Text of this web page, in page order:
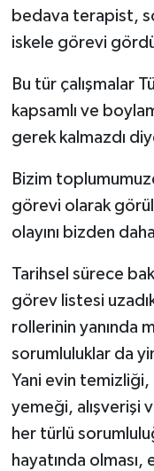
bedava terapist,
iskele görevi
Bu tür çalışmalar
kapsamlı ve
gerek kalmazdı
Bizim
görevi olarak
olayını bizden
Tarihsel sürece
görev listesi
rollerinin yanında
sorumluluklar da
Yani evin temizliği,
yemeği, alışverişi
her türlü
hayatında olması,